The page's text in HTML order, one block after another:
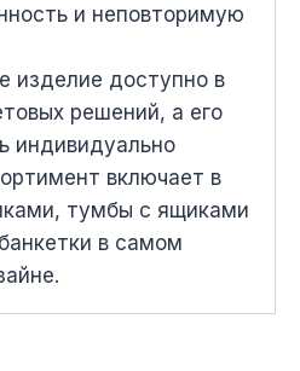
и неповторимую
изделие доступно в
решений, а его
индивидуально
включает в
тумбы с ящиками
в самом